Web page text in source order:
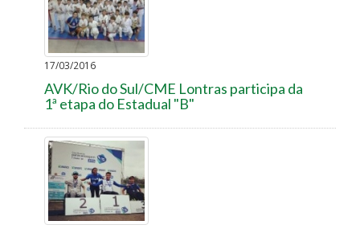
17/03/2016
AVK/Rio do Sul/CME Lontras participa da
1ª etapa do Estadual "B"